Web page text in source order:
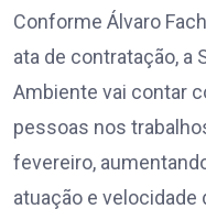
Conforme Álvaro
ata de contratação, a
Ambiente vai contar
pessoas nos
fevereiro,
atuação e velocidade